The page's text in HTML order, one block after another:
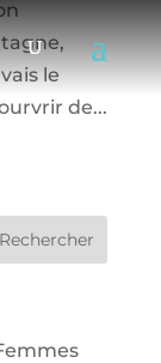
le
de...